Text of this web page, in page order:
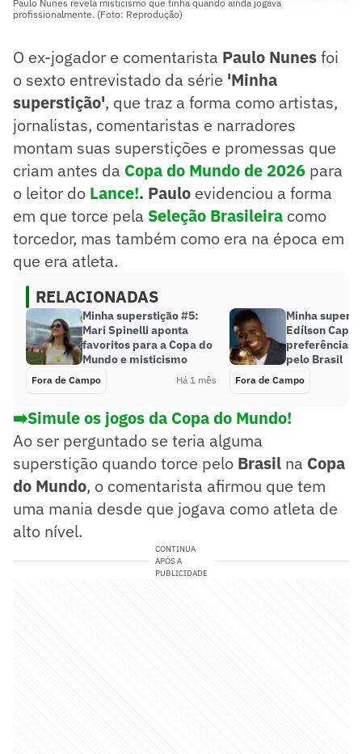
Paulo Nunes revela misticismo que tinha quando ainda jogava
profissionalmente. (Foto: Reprodução)
O ex-jogador e comentarista Paulo Nunesfoi
o sexto entrevistado da série 'Minha
superstição', que traz a forma como artistas,
jornalistas, comentaristas e narradores
montam suas superstições e promessas que
criam antes da Copa do Mundo de 2026 para
o leitor do Lance!. Paulo evidenciou a forma
em que torce pela Seleção Brasileira como
torcedor, mas também como era na época em
que era atleta.
RELACIONADAS
Minha superstição #5:
Mari Spinelli aponta
favoritos para a Copa do
Mundo e misticismo
Fora de Campo Há 1 mês
Minha
Edílson
preferências
pelo Brasil
Fora de Campo
➡️Simule os jogos da Copa do Mundo!
Ao ser perguntado se teria alguma
superstição quando torce pelo Brasil na Copa
do Mundo, o comentarista afirmou que tem
uma mania desde que jogava como atleta de
alto nível.
CONTINUA
APÓS A
PUBLICIDADE